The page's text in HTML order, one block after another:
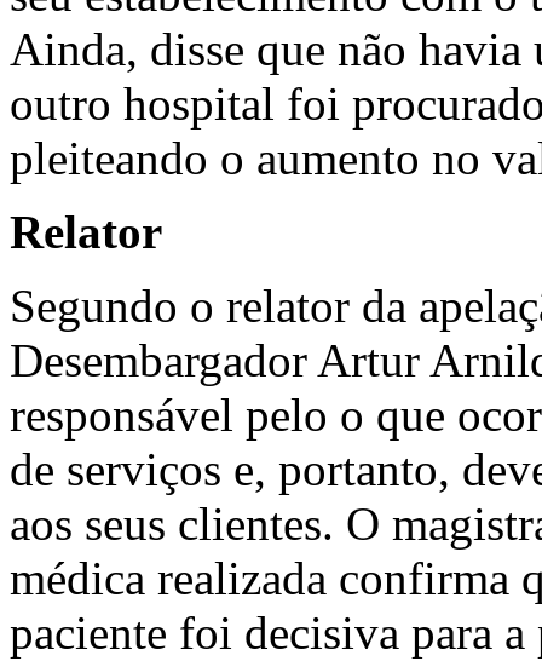
Ainda, disse que não
outro hospital foi
pleiteando o aumento no
Relator
Segundo o relator da
Desembargador Artur
responsável pelo o que
de serviços e, portanto,
aos seus clientes. O
médica realizada confirma
paciente foi decisiva para a